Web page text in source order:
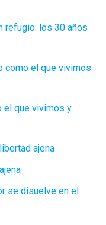
refugio: los 30 años
como el que vivimos
el que vivimos y
ajena
se disuelve en el